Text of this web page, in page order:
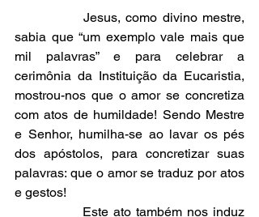
sabia que “um exemplo vale mais que
mil palavras” e para celebrar a
cerimônia da Instituição da Eucaristia,
mostrou-nos que o amor se concretiza
com atos de humildade! Sendo Mestre
e Senhor, humilha-se ao lavar os pés
dos apóstolos, para concretizar suas
palavras: que o amor se traduz por atos
e gestos!